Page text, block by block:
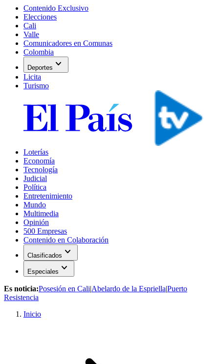
Contenido Exclusivo
Elecciones
Cali
Valle
Comunicadores en Comunas
Colombia
Deportes expand_more
Licita
Turismo
Loterías
Economía
Tecnología
Judicial
Política
Entretenimiento
Mundo
Multimedia
Opinión
500 Empresas
Contenido en Colaboración
Clasificados expand_more
Especiales expand_more
Es noticia:Posesión en Cali|Abelardo de la Espriella|Puerto
Resistencia
Inicio